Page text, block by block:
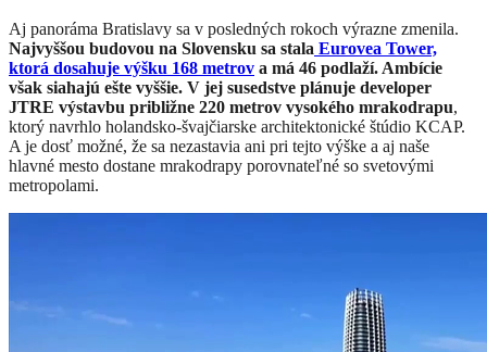
Aj panoráma Bratislavy sa v posledných rokoch výrazne zmenila.
Najvyššou budovou na Slovensku sa stala Eurovea Tower,
ktorá dosahuje výšku 168 metrov a má 46 podlaží. Ambície
však siahajú ešte vyššie. V jej susedstve plánuje developer
JTRE výstavbu približne 220 metrov vysokého mrakodrapu,
ktorý navrhlo holandsko-švajčiarske architektonické štúdio KCAP.
A je dosť možné, že sa nezastavia ani pri tejto výške a aj naše
hlavné mesto dostane mrakodrapy porovnateľné so svetovými
metropolami.